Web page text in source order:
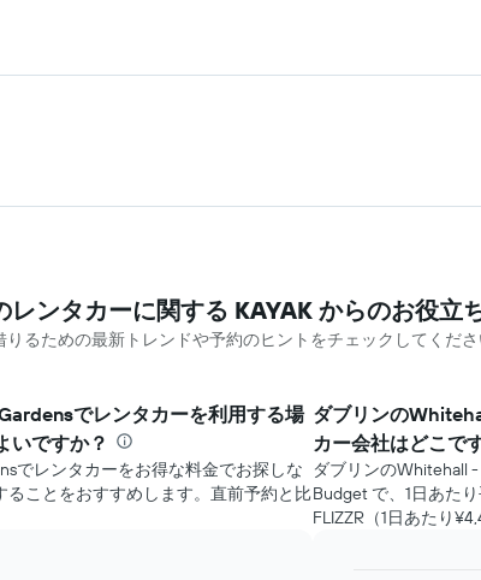
ンタカーに関する KAYAK ​からのお役立
るための最新トレンドや予約のヒントをチェックしてくださ
でレンタカーを利用する場
いですか？
でレンタカーをお得な料金でお探しな
ることをおすすめします。直前予約と比
ダブリン​の
カー会社はどこで
ダブリン​のWhitehall
Budget で、1日あた
FLIZZR（1日あたり